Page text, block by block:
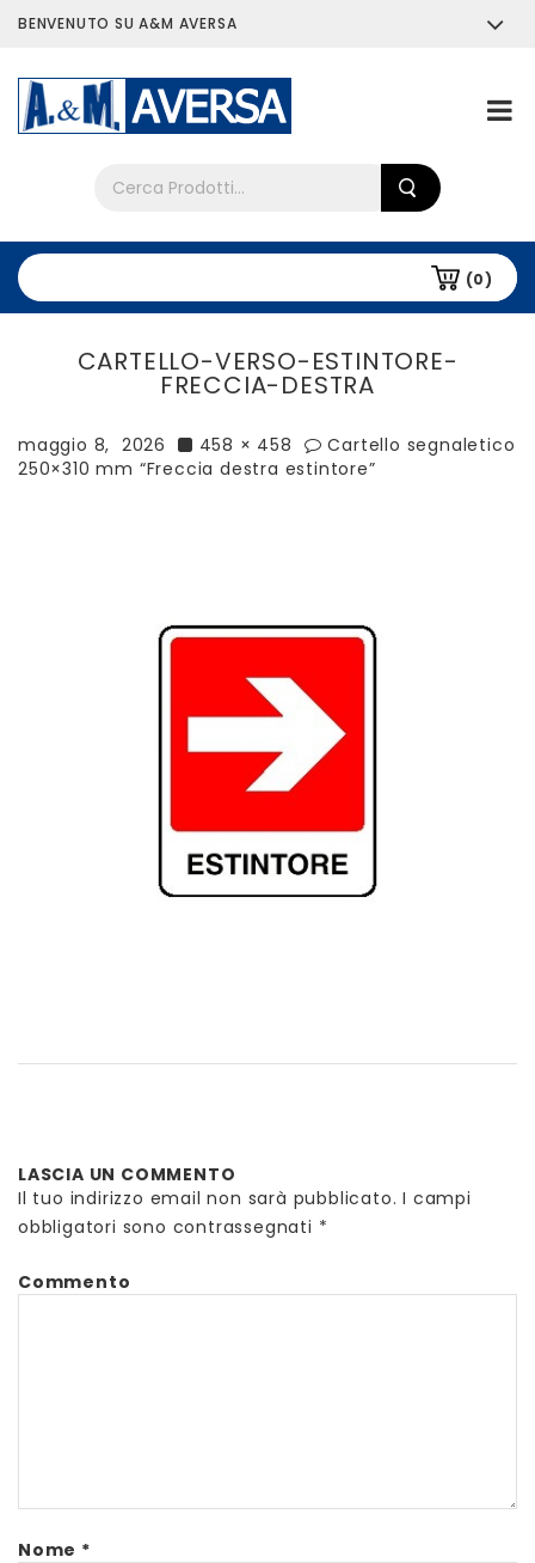
BENVENUTO SU A&M AVERSA
(0)
CARTELLO-VERSO-ESTINTORE-
FRECCIA-DESTRA
maggio 8, 2026 458 × 458
Cartello segnaletico
250×310 mm “Freccia destra estintore”
LASCIA UN COMMENTO
Il tuo indirizzo email non sarà pubblicato. I campi
obbligatori sono contrassegnati *
Commento
Nome *